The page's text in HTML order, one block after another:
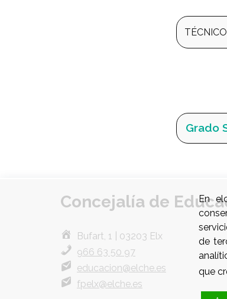
Grado
Concejalía de
Bufart, 1 | 03203 Elx
966 63 50 97
educacion@elche.es
fpelx@elche.es
En
de
que